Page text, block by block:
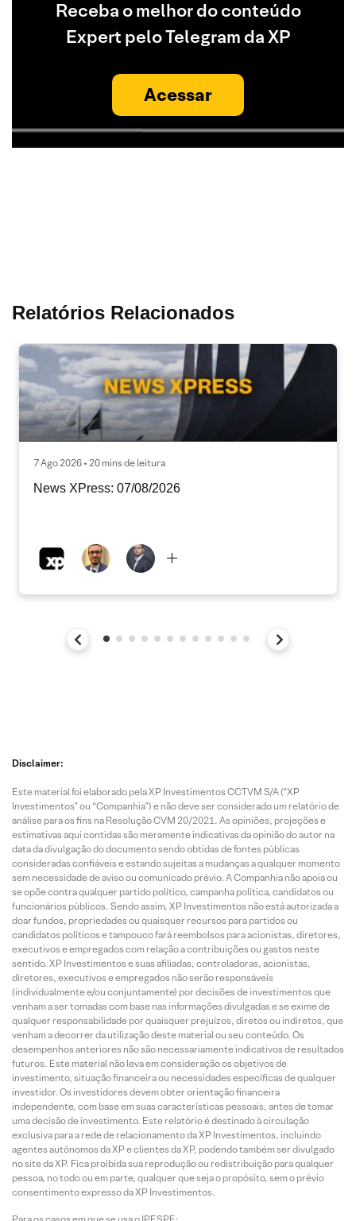
Receba o melhor do conteúdo
Expert pelo Telegram da XP
Acessar
Relatórios Relacionados
7 Ago 2026 • 20 mins de leitura
News XPress: 07/08/2026
Disclaimer:
Este material foi elaborado pela XP Investimentos CCTVM S/A (“XP
Investimentos” ou “Companhia”) e não deve ser considerado um relatório de
análise para os fins na Resolução CVM 20/2021. As opiniões, projeções e
estimativas aqui contidas são meramente indicativas da opinião do autor na
data da divulgação do documento sendo obtidas de fontes públicas
consideradas confiáveis e estando sujeitas a mudanças a qualquer momento
sem necessidade de aviso ou comunicado prévio. A Companhia não apoia ou
se opõe contra qualquer partido político, campanha política, candidatos ou
funcionários públicos. Sendo assim, XP Investimentos não está autorizada a
doar fundos, propriedades ou quaisquer recursos para partidos ou
candidatos políticos e tampouco fará reembolsos para acionistas, diretores,
executivos e empregados com relação a contribuições ou gastos neste
sentido. XP Investimentos e suas afiliadas, controladoras, acionistas,
diretores, executivos e empregados não serão responsáveis
(individualmente e/ou conjuntamente) por decisões de investimentos que
venham a ser tomadas com base nas informações divulgadas e se exime de
qualquer responsabilidade por quaisquer prejuízos, diretos ou indiretos, que
venham a decorrer da utilização deste material ou seu conteúdo. Os
desempenhos anteriores não são necessariamente indicativos de resultados
futuros. Este material não leva em consideração os objetivos de
investimento, situação financeira ou necessidades específicas de qualquer
investidor. Os investidores devem obter orientação financeira
independente, com base em suas características pessoais, antes de tomar
uma decisão de investimento. Este relatório é destinado à circulação
exclusiva para a rede de relacionamento da XP Investimentos, incluindo
agentes autônomos da XP e clientes da XP, podendo também ser divulgado
no site da XP. Fica proibida sua reprodução ou redistribuição para qualquer
pessoa, no todo ou em parte, qualquer que seja o propósito, sem o prévio
consentimento expresso da XP Investimentos.